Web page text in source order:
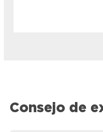
Consejo de